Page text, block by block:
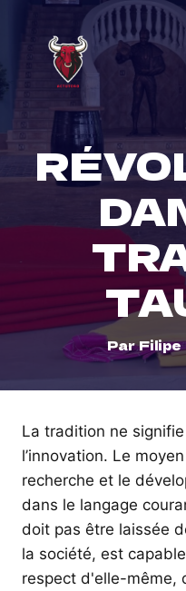
content
ParFilipe
La tradition ne
l’innovation. Le
recherche et le
dans le langage
doit pas être laissée
la société, est
respect d'elle-même,